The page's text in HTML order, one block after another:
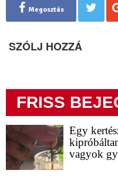
Megosztás
SZÓLJ HOZZÁ
FRISS
Egy
vagyok